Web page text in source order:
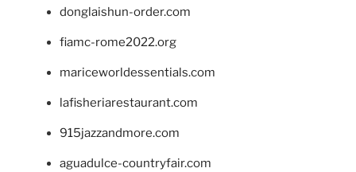
donglaishun-order.com
fiamc-rome2022.org
mariceworldessentials.com
lafisheriarestaurant.com
915jazzandmore.com
aguadulce-countryfair.com